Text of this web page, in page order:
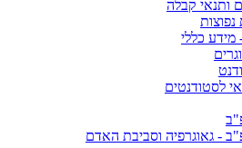
ותנאי קבלה
מידע כללי
לסטודנטים
- גאוגרפיה וסביבת האדם